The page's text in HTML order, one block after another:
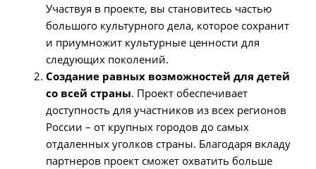
Участвуя в проекте, вы становитесь частью
большого культурного дела, которое сохранит
и приумножит культурные ценности для
следующих поколений.
Создание равных возможностей для детей
со всей страны. Проект обеспечивает
доступность для участников из всех регионов
России – от крупных городов до самых
отдаленных уголков страны. Благодаря вкладу
партнеров проект сможет охватить больше